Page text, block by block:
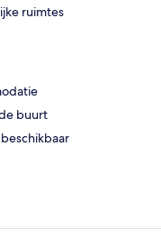
ruimtes
buurt